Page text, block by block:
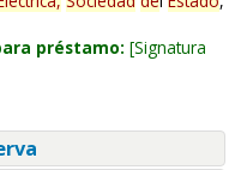
préstamo: Signatura